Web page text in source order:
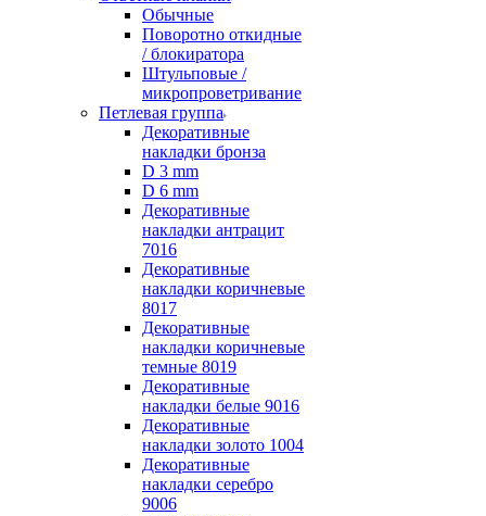
Обычные
Поворотно откидные
/ блокиратора
Штульповые /
микропроветривание
Петлевая группа
Декоративные
накладки бронза
D 3 mm
D 6 mm
Декоративные
накладки антрацит
7016
Декоративные
накладки коричневые
8017
Декоративные
накладки коричневые
темные 8019
Декоративные
накладки белые 9016
Декоративные
накладки золото 1004
Декоративные
накладки серебро
9006